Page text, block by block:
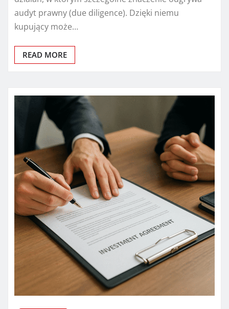
audyt prawny (due diligence). Dzięki niemu
kupujący może…
READ MORE